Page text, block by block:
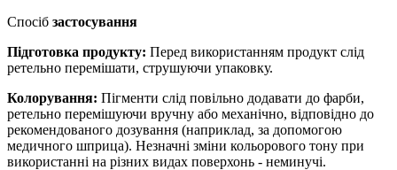
Спосіб застосування
Підготовка продукту: Перед використанням продукт слід
ретельно перемішати, струшуючи упаковку.
Колорування: Пігменти слід повільно додавати до фарби,
ретельно перемішуючи вручну або механічно, відповідно до
рекомендованого дозування (наприклад, за допомогою
медичного шприца). Незначні зміни кольорового тону при
використанні на різних видах поверхонь - неминучі.